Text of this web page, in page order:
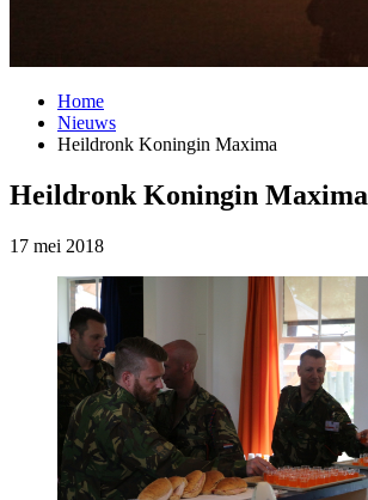
Home
Nieuws
Heildronk Koningin Maxima
Heildronk Koningin Maxima
17 mei 2018